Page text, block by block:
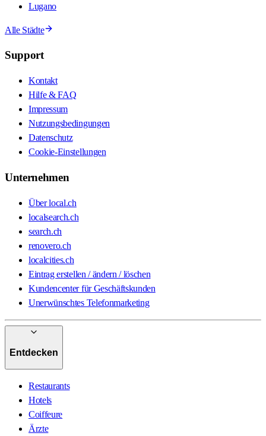
Lugano
Alle Städte
Support
Kontakt
Hilfe & FAQ
Impressum
Nutzungsbedingungen
Datenschutz
Cookie-Einstellungen
Unternehmen
Über local.ch
localsearch.ch
search.ch
renovero.ch
localcities.ch
Eintrag erstellen / ändern / löschen
Kundencenter für Geschäftskunden
Unerwünschtes Telefonmarketing
Entdecken
Restaurants
Hotels
Coiffeure
Ärzte